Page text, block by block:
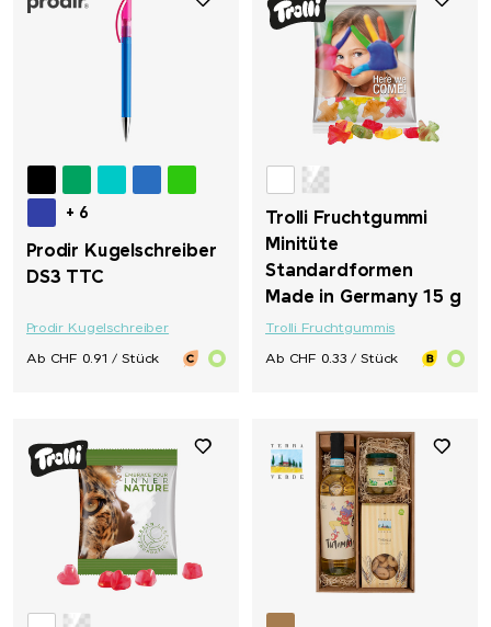
+ 6
Prodir Kugelschreiber
DS3 TTC
Prodir Kugelschreiber
Ab CHF 0.91 / Stück
Trolli Fruchtgummi
Minitüte
Standardformen
Made in Germany 15 g
Trolli Fruchtgummis
Ab CHF 0.33 / Stück